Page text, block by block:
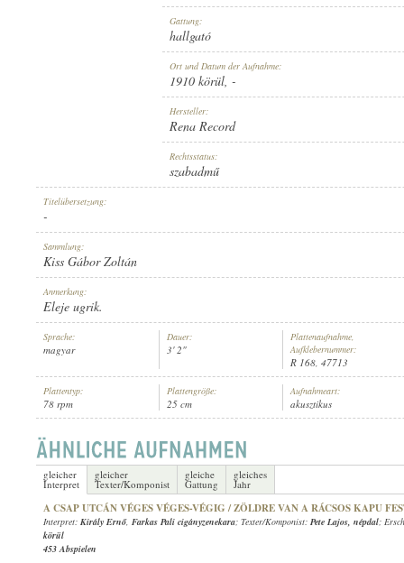
1910 KÖRÜL
PLATTENAUFNAHME:
Gattung:
hallgató
Ort und Datum der Aufnahme:
1910 körül, -
Hersteller:
Rena Record
Rechtsstatus:
szabadmű
Titelübersetzung:
-
Sammlung:
Kiss Gábor Zoltán
Anmerkung:
Eleje ugrik.
Sprache:
magyar
Dauer:
3' 2"
Plattenaufnahme,
Aufklebernummer:
R 168, 47713
Plattentyp:
78 rpm
Plattengröße:
25 cm
Aufnahmeart:
akusztikus
gleicher
Interpret
gleicher
Texter/Komponist
gleiche
Gattung
gleiches
Jahr
A CSAP UTCÁN VÉGES VÉGES-VÉGIG / ZÖLDRE VAN A RÁCSOS KAPU
Interpret: Király Ernő, Farkas Pali cigányzenekara; Texter/Komponist: Pete Lajos, népdal;
körül
453 Abspielen